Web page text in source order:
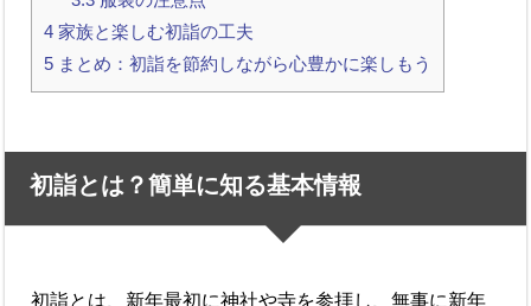
4 家族と楽しむ初詣の工夫
5 まとめ：初詣を節約しながら心豊かに楽しもう
初詣とは？簡単に知る基本情報
初詣とは、新年最初に神社や寺を参拝し、無事に新年